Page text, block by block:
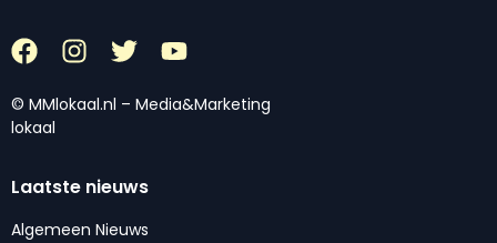
© MMlokaal.nl – Media&Marketing
lokaal
Laatste nieuws
Algemeen Nieuws